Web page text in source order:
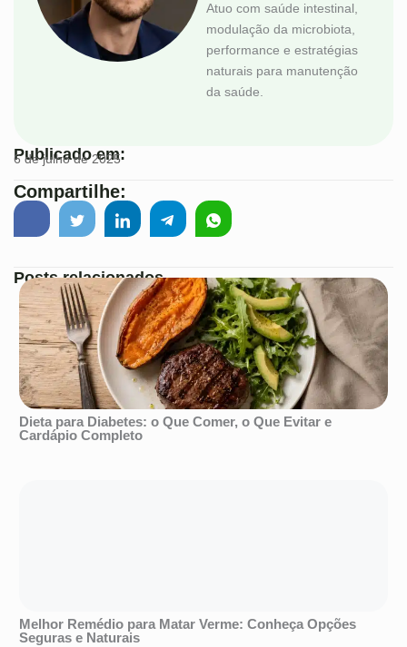
Atuo com saúde intestinal,
modulação da microbiota,
performance e estratégias
naturais para manutenção
da saúde.
Publicado em:
6 de julho de 2025
Compartilhe:
Posts relacionados
Dieta para Diabetes: o Que Comer, o Que Evitar e
Cardápio Completo
Melhor Remédio para Matar Verme: Conheça Opções
Seguras e Naturais